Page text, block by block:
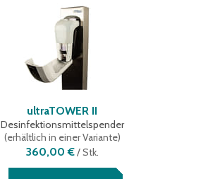
ultraTOWER II
Desinfektionsmittelspender
(erhältlich in einer Variante)
360,00 €/Stk.